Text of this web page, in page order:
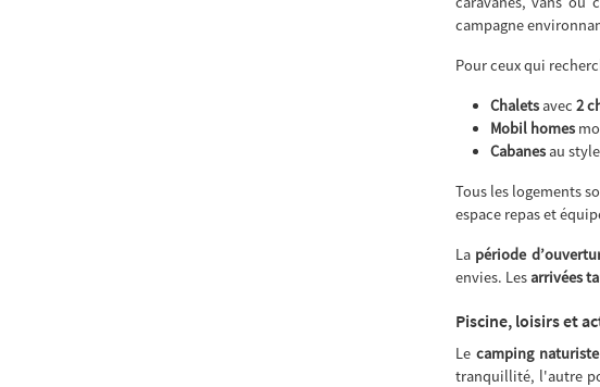
campagne
Pour ceux qui
Chaletsavec 2
Mobil homes
Cabanesau
Tous les logements
espace repas et
La période
envies. Les arrivées
Piscine, loisirs et
Le camping naturiste
tranquillité, l'autre